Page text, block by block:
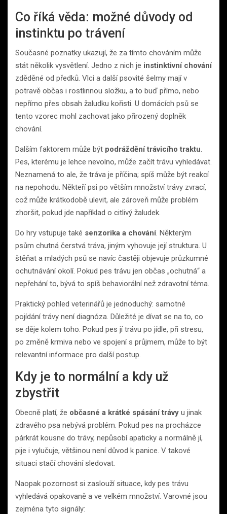
Co říká věda: možné důvody od
instinktu po trávení
Současné poznatky ukazují, že za tímto chováním může
stát několik vysvětlení. Jedno z nich je instinktivní chování
zděděné od předků. Vlci a další psovité šelmy mají v
potravě občas i rostlinnou složku, a to buď přímo, nebo
nepřímo přes obsah žaludku kořisti. U domácích psů se
tento vzorec mohl zachovat jako přirozený doplněk
chování.
Dalším faktorem může být podráždění trávicího traktu
Pes, kterému je lehce nevolno, může začít trávu vyhledávat.
Neznamená to ale, že tráva je příčina; spíš může být reakcí
na nepohodu. Někteří psi po větším množství trávy zvrací,
což může krátkodobě ulevit, ale zároveň může problém
zhoršit, pokud jde například o citlivý žaludek.
Do hry vstupuje také senzorika a chování. Některým
psům chutná čerstvá tráva, jiným vyhovuje její struktura. U
štěňat a mladých psů se navíc častěji objevuje průzkumné
ochutnávání okolí. Pokud pes trávu jen občas „ochutná“ a
nepřehání to, bývá to spíš behaviorální než zdravotní téma.
Praktický pohled veterinářů je jednoduchý: samotné
pojídání trávy není diagnóza. Důležité je dívat se na to, co
se děje kolem toho. Pokud pes jí trávu po jídle, při stresu,
po změně krmiva nebo ve spojení s průjmem, může to být
relevantní informace pro další postup.
Kdy je to normální a kdy už
zbystřit
Obecně platí, že občasné a krátké spásání trávy u jinak
zdravého psa nebývá problém. Pokud pes na procházce
párkrát kousne do trávy, nepůsobí apaticky a normálně jí,
pije i vylučuje, většinou není důvod k panice. V takové
situaci stačí chování sledovat.
Naopak pozornost si zaslouží situace, kdy pes trávu
vyhledává opakovaně a ve velkém množství. Varovné jsou
zejména tyto signály: